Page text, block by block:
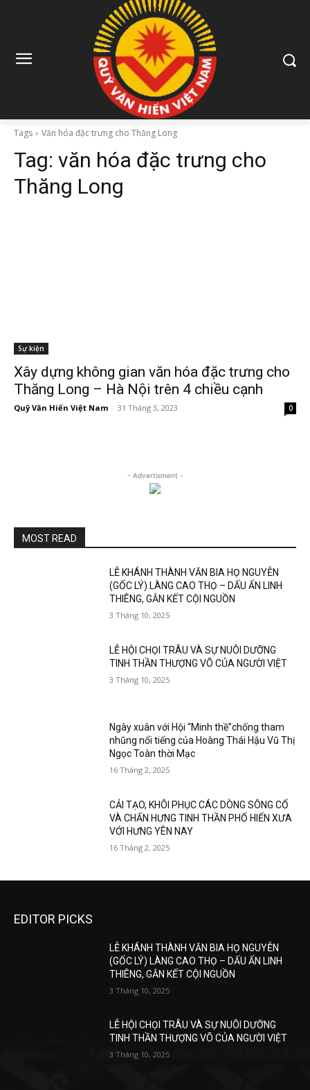
Tags Văn hóa đặc trưng cho Thăng Long
Tag: văn hóa đặc trưng cho
Thăng Long
Sự kiện
Xây dựng không gian văn hóa đặc trưng cho
Thăng Long – Hà Nội trên 4 chiều cạnh
Quỹ Văn Hiến Việt Nam - 31 Tháng 3, 2023 0
- Advertisment -
MOST READ
LỄ KHÁNH THÀNH VĂN BIA HỌ NGUYỄN
(GỐC LÝ) LÀNG CAO THỌ – DẤU ẤN LINH
THIÊNG, GẮN KẾT CỘI NGUỒN
3 Tháng 10, 2025
LỄ HỘI CHỌI TRÂU VÀ SỰ NUÔI DƯỠNG
TINH THẦN THƯỢNG VÕ CỦA NGƯỜI VIỆT
3 Tháng 10, 2025
Ngày xuân với Hội “Minh thề”chống tham
nhũng nổi tiếng của Hoàng Thái Hậu Vũ Thị
Ngọc Toàn thời Mạc
16 Tháng 2, 2025
CẢI TẠO, KHÔI PHỤC CÁC DÒNG SÔNG CỔ
VÀ CHẤN HƯNG TINH THẦN PHỐ HIẾN XƯA
VỚI HƯNG YÊN NAY
16 Tháng 2, 2025
EDITOR PICKS
LỄ KHÁNH THÀNH VĂN BIA HỌ NGUYỄN
(GỐC LÝ) LÀNG CAO THỌ – DẤU ẤN LINH
THIÊNG, GẮN KẾT CỘI NGUỒN
3 Tháng 10, 2025
LỄ HỘI CHỌI TRÂU VÀ SỰ NUÔI DƯỠNG
TINH THẦN THƯỢNG VÕ CỦA NGƯỜI VIỆT
3 Tháng 10, 2025